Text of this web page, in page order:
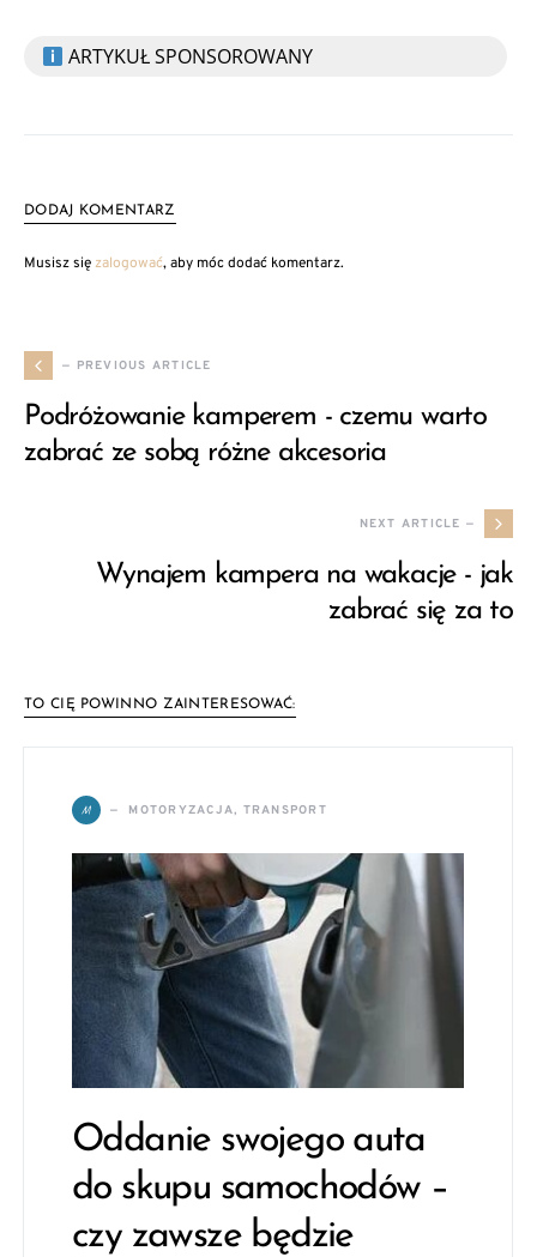
ARTYKUŁ SPONSOROWANY
DODAJ KOMENTARZ
Musisz sięzalogować, aby móc dodać komentarz.
— PREVIOUS ARTICLE
Podróżowanie kamperem - czemu warto
zabrać ze sobą różne akcesoria
NEXT ARTICLE —
Wynajem kampera na wakacje - jak
zabrać się za to
TO CIĘ POWINNO ZAINTERESOWAĆ:
M MOTORYZACJA, TRANSPORT
Oddanie swojego auta
do skupu samochodów –
czy zawsze będzie